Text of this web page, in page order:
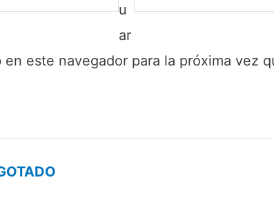
u
ar
este navegador para la próxima vez